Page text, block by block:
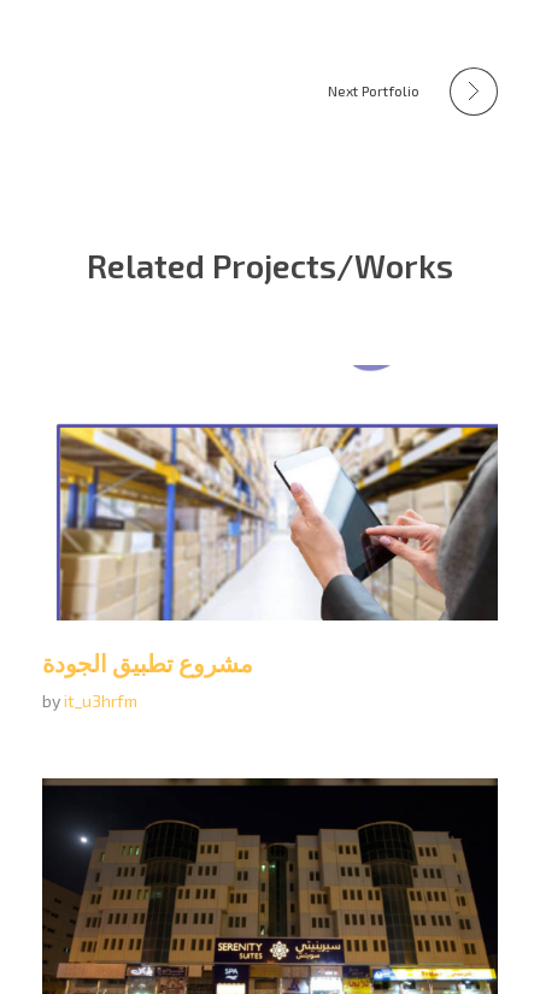
Next Portfolio
Related Projects/Works
مشروع تطبيق الجودة
byit_u3hrfm